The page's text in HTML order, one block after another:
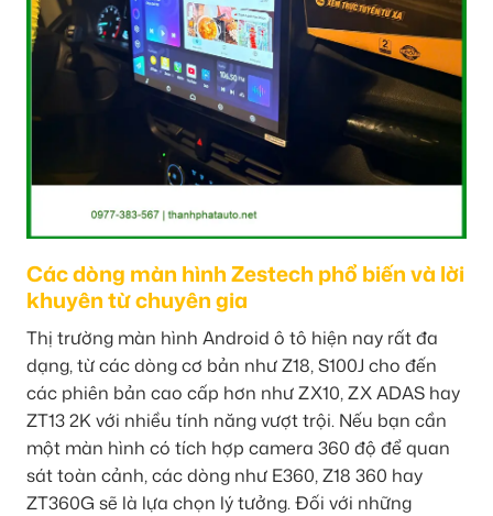
Các dòng màn hình Zestech phổ biến và lời
khuyên từ chuyên gia
Thị trường màn hình Android ô tô hiện nay rất đa
dạng, từ các dòng cơ bản như Z18, S100J cho đến
các phiên bản cao cấp hơn như ZX10, ZX ADAS hay
ZT13 2K với nhiều tính năng vượt trội. Nếu bạn cần
một màn hình có tích hợp camera 360 độ để quan
sát toàn cảnh, các dòng như E360, Z18 360 hay
ZT360G sẽ là lựa chọn lý tưởng. Đối với những